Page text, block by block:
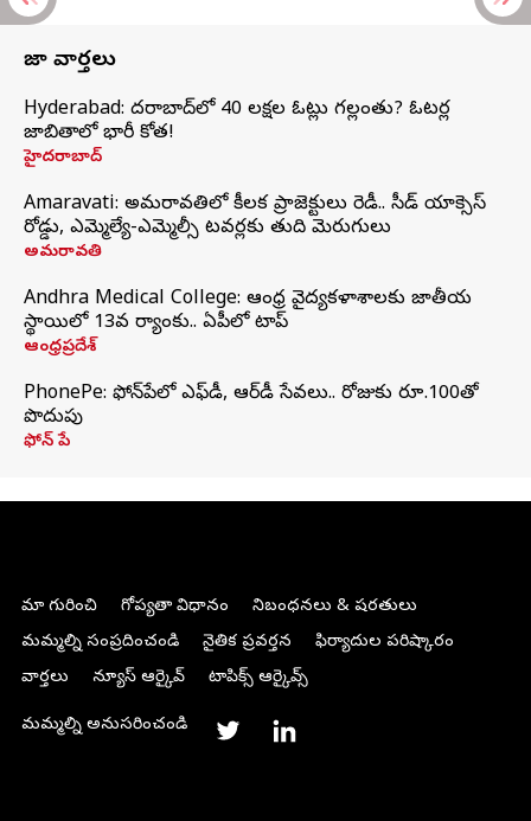
తాజా వార్తలు
Hyderabad: హైదరాబాద్‌లో 40 లక్షల ఓట్లు గల్లంతు? ఓటర్ల
జాబితాలో భారీ కోత!
హైదరాబాద్
Amaravati: అమరావతిలో కీలక ప్రాజెక్టులు రెడీ.. సీడ్‌ యాక్సెస్‌
రోడ్డు, ఎమ్మెల్యే-ఎమ్మెల్సీ టవర్లకు తుది మెరుగులు
అమరావతి
Andhra Medical College: ఆంధ్ర వైద్యకళాశాలకు జాతీయ
స్థాయిలో 13వ ర్యాంకు.. ఏపీలో టాప్
ఆంధ్రప్రదేశ్
PhonePe: ఫోన్‌పేలో ఎఫ్‌డీ, ఆర్‌డీ సేవలు.. రోజుకు రూ.100తో
పొదుపు
ఫోన్‌ పే
మా గురించి గోప్యతా విధానం
నిబంధనలు & షరతులు
మమ్మల్ని సంప్రదించండి
నైతిక ప్రవర్తన
ఫిర్యాదుల పరిష్కారం
వార్తలు
న్యూస్ ఆర్కైవ్ టాపిక్స్ ఆర్కైవ్స్
మమ్మల్ని అనుసరించండి